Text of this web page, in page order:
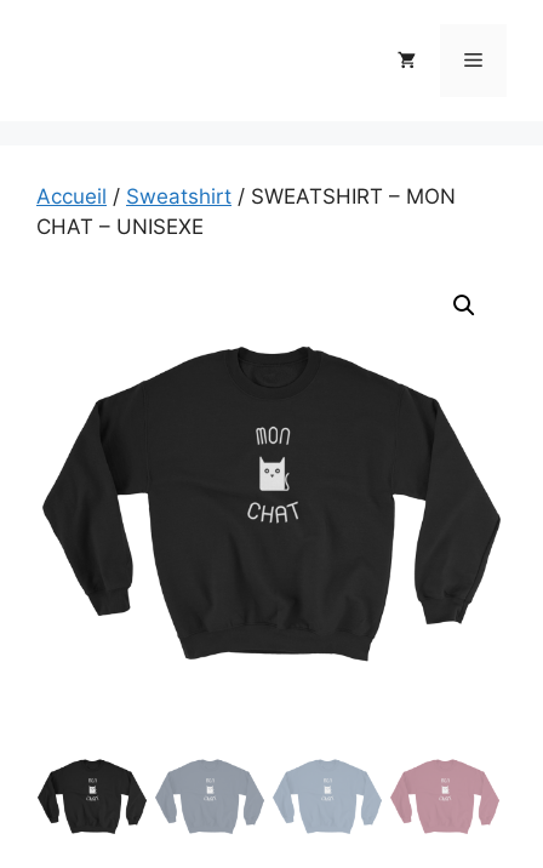
Menu
Accueil / Sweatshirt / SWEATSHIRT – MON
CHAT – UNISEXE